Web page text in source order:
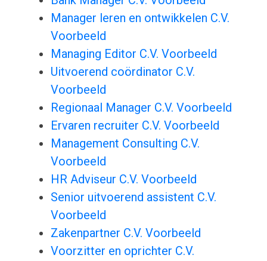
Manager leren en ontwikkelen C.V.
Voorbeeld
Managing Editor C.V. Voorbeeld
Uitvoerend coördinator C.V.
Voorbeeld
Regionaal Manager C.V. Voorbeeld
Ervaren recruiter C.V. Voorbeeld
Management Consulting C.V.
Voorbeeld
HR Adviseur C.V. Voorbeeld
Senior uitvoerend assistent C.V.
Voorbeeld
Zakenpartner C.V. Voorbeeld
Voorzitter en oprichter C.V.